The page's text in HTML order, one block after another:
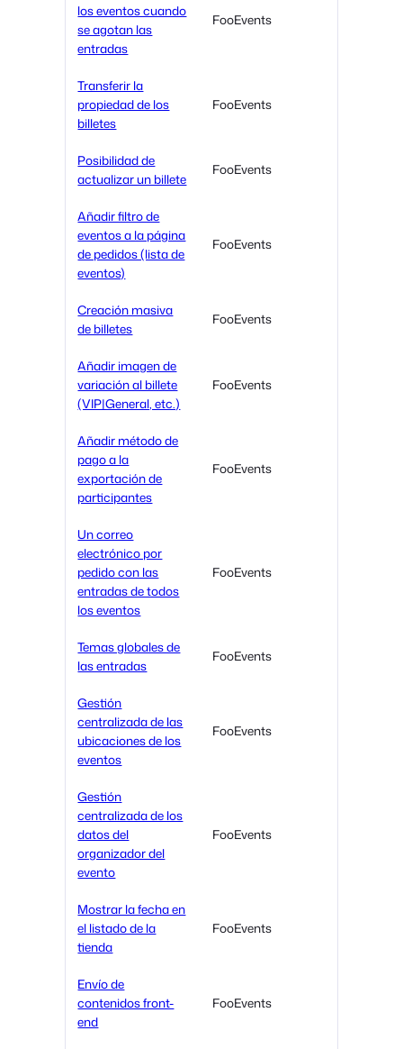
los eventos cuando
se agotan las
entradas
FooEvents
Transferir la
propiedad de los
billetes
FooEvents
Posibilidad de
actualizar un billete
FooEvents
Añadir filtro de
eventos a la página
de pedidos (lista de
eventos)
FooEvents
Creación masiva
de billetes
FooEvents
Añadir imagen de
variación al billete
(VIP|General, etc.)
FooEvents
Añadir método de
pago a la
exportación de
participantes
FooEvents
Un correo
electrónico por
pedido con las
entradas de todos
los eventos
FooEvents
Temas globales de
las entradas
FooEvents
Gestión
centralizada de las
ubicaciones de los
eventos
FooEvents
Gestión
centralizada de los
datos del
organizador del
evento
FooEvents
Mostrar la fecha en
el listado de la
tienda
FooEvents
Envío de
contenidos front-
end
FooEvents